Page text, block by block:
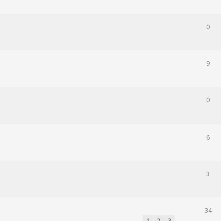
0
9
0
6
3
34